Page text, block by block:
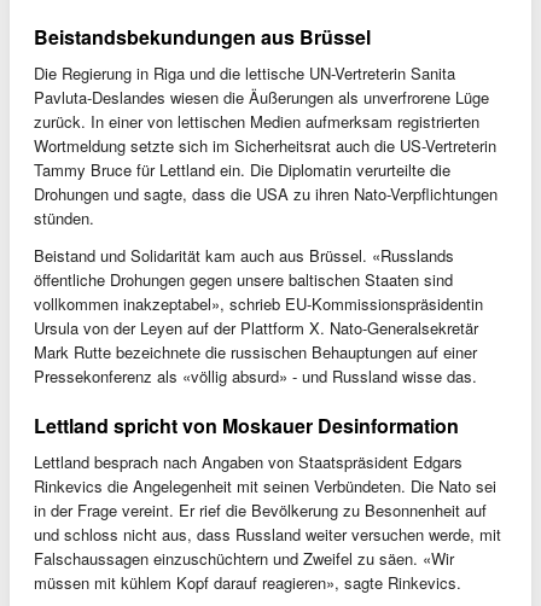
Beistandsbekundungen aus Brüssel
Die Regierung in Riga und die lettische UN-Vertreterin Sanita
Pavluta-Deslandes wiesen die Äußerungen als unverfrorene Lüge
zurück. In einer von lettischen Medien aufmerksam registrierten
Wortmeldung setzte sich im Sicherheitsrat auch die US-Vertreterin
Tammy Bruce für Lettland ein. Die Diplomatin verurteilte die
Drohungen und sagte, dass die USA zu ihren Nato-Verpflichtungen
stünden.
Beistand und Solidarität kam auch aus Brüssel. «Russlands
öffentliche Drohungen gegen unsere baltischen Staaten sind
vollkommen inakzeptabel», schrieb EU-Kommissionspräsidentin
Ursula von der Leyen auf der Plattform X. Nato-Generalsekretär
Mark Rutte bezeichnete die russischen Behauptungen auf einer
Pressekonferenz als «völlig absurd» - und Russland wisse das.
Lettland spricht von Moskauer Desinformation
Lettland besprach nach Angaben von Staatspräsident Edgars
Rinkevics die Angelegenheit mit seinen Verbündeten. Die Nato sei
in der Frage vereint. Er rief die Bevölkerung zu Besonnenheit auf
und schloss nicht aus, dass Russland weiter versuchen werde, mit
Falschaussagen einzuschüchtern und Zweifel zu säen. «Wir
müssen mit kühlem Kopf darauf reagieren», sagte Rinkevics.